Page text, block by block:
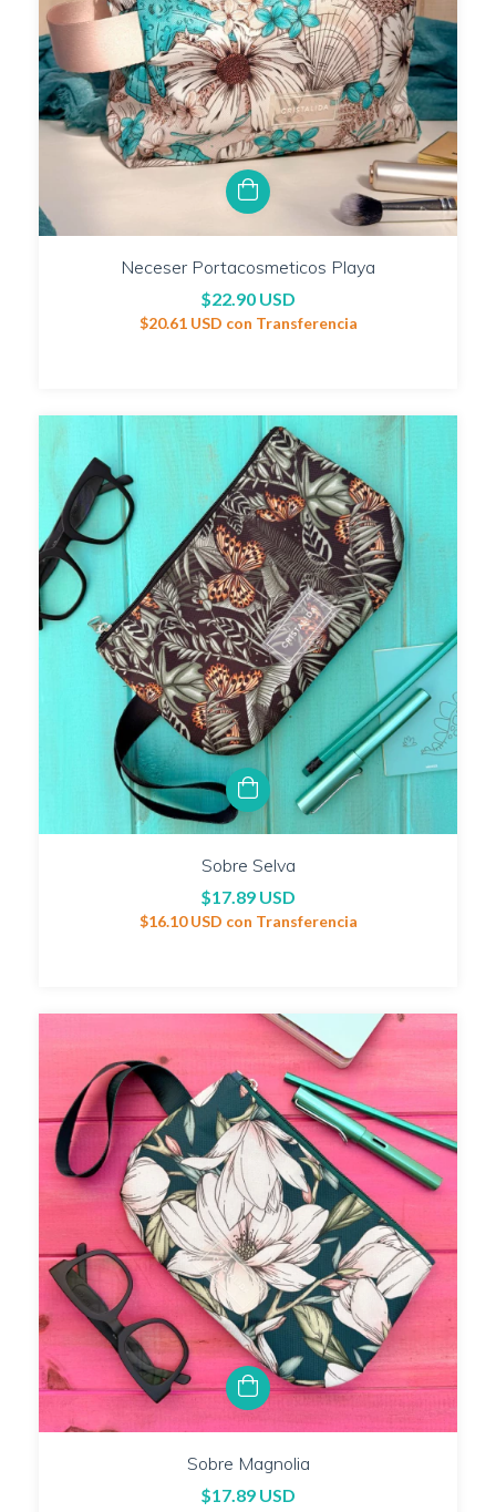
Neceser Portacosmeticos Playa
$22.90 USD
$20.61 USD con Transferencia
Sobre Selva
$17.89 USD
$16.10 USD con Transferencia
Sobre Magnolia
$17.89 USD